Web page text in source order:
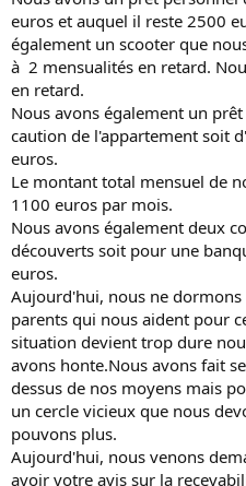
euros et auquel il reste 2500
également un scooter que
à 2 mensualités en retard.
en retard.
Nous avons également un
caution de l'appartement soit
euros.
Le montant total mensuel de
1100 euros par mois.
Nous avons également deux
découverts soit pour une
euros.
Aujourd'hui, nous ne
parents qui nous aident pour
situation devient trop dure
avons honte.Nous avons fait
dessus de nos moyens mais
un cercle vicieux que nous
pouvons plus.
Aujourd'hui, nous venons
avoir votre avis sur la